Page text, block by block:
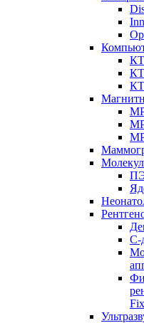
КТ
КТ
КТ
C-